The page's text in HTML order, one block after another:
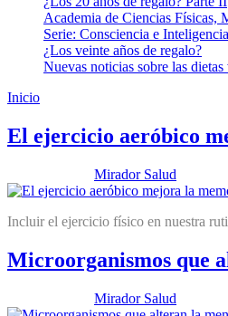
Academia de Ciencias
Serie: Consciencia e
¿Los veinte años de regalo?
Nuevas noticias sobre las
Inicio
El ejercicio aeróbico
Mirador Salud
Incluir el ejercicio físico en nuestra
Microorganismos que
Mirador Salud